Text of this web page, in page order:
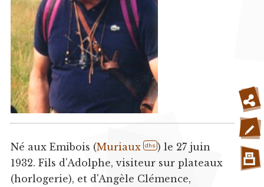
Né aux Emibois (Muriaux dhs ) le 27 juin
1932. Fils d'Adolphe, visiteur sur plateaux
(horlogerie), et d'Angèle Clémence,